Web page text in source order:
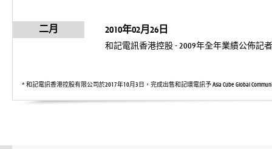
二月 2010年02月26日
和記電訊香港控股 - 2009年全年業績公佈記
* 和記電訊香港控股有限公司於2017年10月3日，完成出售和記環電訊予 Asia Cube Global